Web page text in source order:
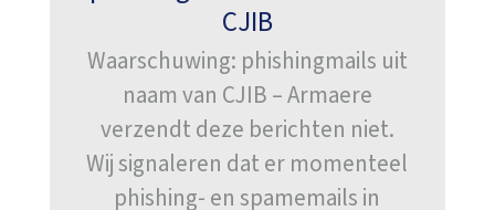
CJIB
Waarschuwing: phishingmails uit
naam van CJIB – Armaere
verzendt deze berichten niet.
Wij signaleren dat er momenteel
phishing- en spamemails in